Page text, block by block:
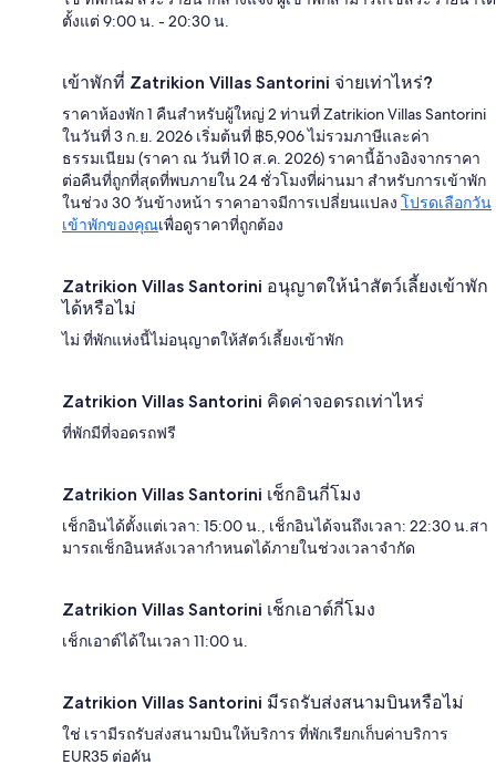
ตั้งแต่ 9:00 น. - 20:30 น.
เข้าพักที่ Zatrikion Villas Santorini จ่ายเท่าไหร่?
ราคาห้องพัก 1 คืนสำหรับผู้ใหญ่ 2 ท่านที่ Zatrikion Villas Santorini
ในวันที่ 3 ก.ย. 2026 เริ่มต้นที่ ฿5,906 ไม่รวมภาษีและค่า
ธรรมเนียม (ราคา ณ วันที่ 10 ส.ค. 2026) ราคานี้อ้างอิงจากราคา
ต่อคืนที่ถูกที่สุดที่พบภายใน 24 ชั่วโมงที่ผ่านมา สำหรับการเข้าพัก
ในช่วง 30 วันข้างหน้า ราคาอาจมีการเปลี่ยนแปลง โปรดเลือกวัน
เข้าพักของคุณเพื่อดูราคาที่ถูกต้อง
Zatrikion Villas Santorini อนุญาตให้นำสัตว์เลี้ยงเข้าพัก
ได้หรือไม่
ไม่ ที่พักแห่งนี้ไม่อนุญาตให้สัตว์เลี้ยงเข้าพัก
Zatrikion Villas Santorini คิดค่าจอดรถเท่าไหร่
ที่พักมีที่จอดรถฟรี
Zatrikion Villas Santorini เช็กอินกี่โมง
เช็กอินได้ตั้งแต่เวลา: 15:00 น., เช็กอินได้จนถึงเวลา: 22:30 น.สา
มารถเช็กอินหลังเวลากำหนดได้ภายในช่วงเวลาจำกัด
Zatrikion Villas Santorini เช็กเอาต์กี่โมง
เช็กเอาต์ได้ในเวลา 11:00 น.
Zatrikion Villas Santorini มีรถรับส่งสนามบินหรือไม่
ใช่ เรามีรถรับส่งสนามบินให้บริการ ที่พักเรียกเก็บค่าบริการ
EUR35 ต่อคัน